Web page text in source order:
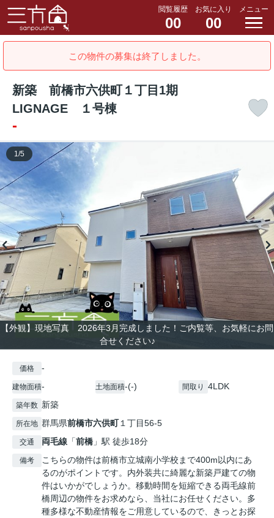
閲覧履歴
00
お気に入り
00
メニュー
この物件の募集は終了しました。
新築 前橋市六供町１丁目1期
LIGNAGE １号棟
-
【外観】現地写真 2026年3月完成しました！ご内覧等、お気軽にお問
合せください♪
1/5
価格 -
建物面積- 土地面積-(-) 間取り 4LDK
築年数 新築
所在地 群馬県前橋市六供町１丁目56-5
交通 両毛線 「前橋 」駅 徒歩18分
備考
こちらの物件は前橋市立城南小学校まで400m以内にあ
るのがポイントです。内外装共に綺麗な新築戸建ての物
件はいかがでしょうか。移動時間を短縮できる両毛線前
橋周辺の物件をお求めなら、当社にお任せください。多
種多様な不動産情報をご用意しているので、きっとお探